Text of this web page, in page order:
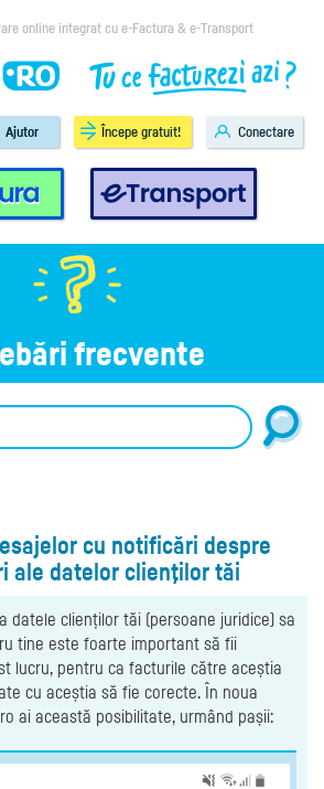
online integrat cu e-Factura & e-Transport
e-Transport
Ajutor Începe gratuit! Conectare
frecvente
cu notificări despre
ale datelor clienţilor tăi
datele clienților tăi (persoane juridice) sa
tine este foarte important să fii
lucru, pentru ca facturile către aceștia
cu aceștia să fie corecte. În noua
ai această posibilitate, urmând pașii: